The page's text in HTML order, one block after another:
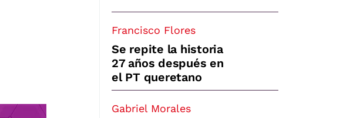
Francisco Flores
Se repite la historia
27 años después en
el PT queretano
Gabriel Morales